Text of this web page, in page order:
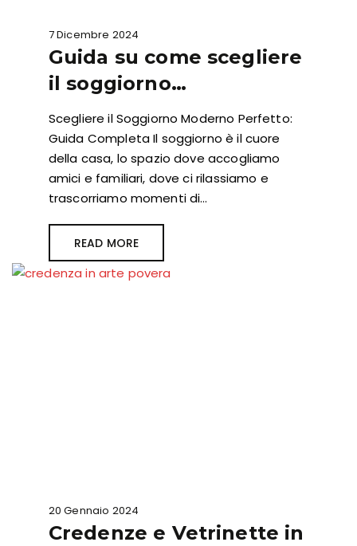
7 Dicembre 2024
Guida su come scegliere
il soggiorno…
Scegliere il Soggiorno Moderno Perfetto:
Guida Completa Il soggiorno è il cuore
della casa, lo spazio dove accogliamo
amici e familiari, dove ci rilassiamo e
trascorriamo momenti di…
READ MORE
20 Gennaio 2024
Credenze e Vetrinette in